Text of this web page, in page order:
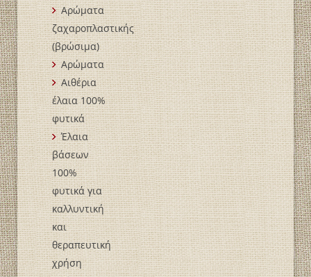
Αρώματα
ζαχαροπλαστικής
(βρώσιμα)
Αρώματα
Αιθέρια
έλαια 100%
φυτικά
Έλαια
βάσεων
100%
φυτικά για
καλλυντική
και
θεραπευτική
χρήση